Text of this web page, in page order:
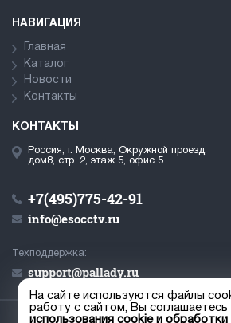
НАВИГАЦИЯ
Главная
Каталог
Новости
Контакты
КОНТАКТЫ
Россия, г. Москва, Окружной проезд,
дом8, стр. 2, этаж 5, офис 5
+7(495)775-42-91
info@esocctv.ru
Техподдержка:
support@pallady.ru
На сайте используются файлы
работу с сайтом, Вы
использования cookie и